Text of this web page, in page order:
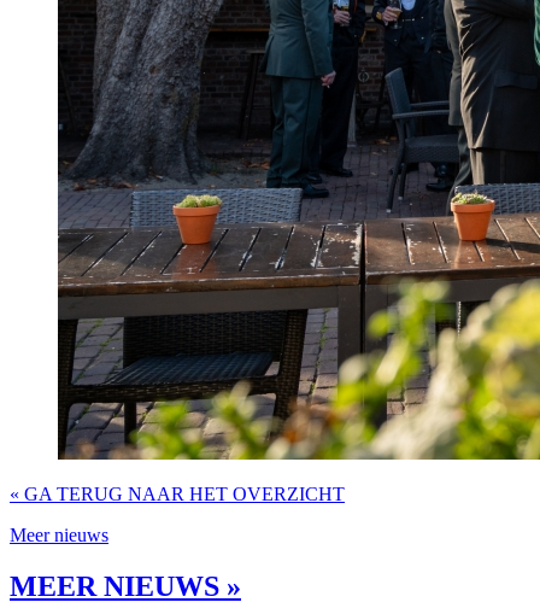
« GA TERUG NAAR HET OVERZICHT
Meer nieuws
MEER NIEUWS »